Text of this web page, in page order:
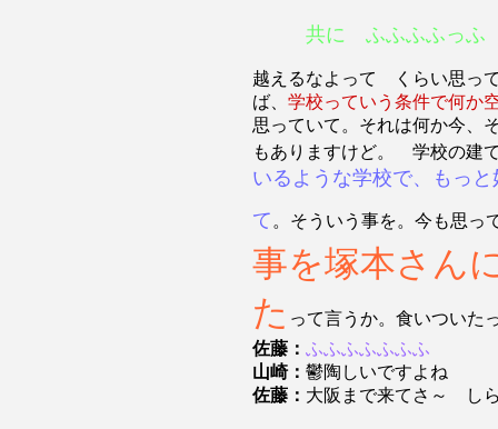
共に ふふふふっふ
越えるなよって くらい思っ
ば、 学校っていう条件で何か
思っていて。それは何か今、
もありますけど。 学校の建
いるような学校で、もっ
て 。そういう事を。今も思っ
事を塚本さん
た って言うか。食いついた
佐藤： ふふふふふふふ
山崎： 鬱陶しいですよね
佐藤： 大阪まで来てさ～ し